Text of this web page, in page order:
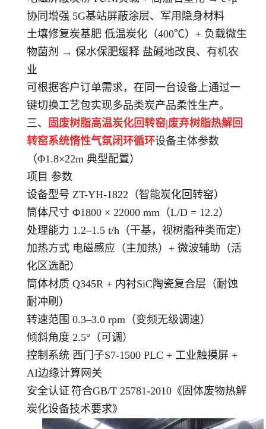
协同增强 5G基站屏蔽涂层、军用隐身材料
土壤修复炭基肥 低温炭化（400℃）+ 负载微生
物菌剂 → 保水保肥缓释 盐碱地改良、有机农
业
可根据客户订单需求，在同一台设备上通过一
键切换工艺包实现多品类炭产品柔性生产。
三、
固废树脂高温炭化回转窑|废弃树脂热解回
转窑系统惰性气氛闭环循环设备主体参数
（Φ1.8×22m 典型配置）
项目 参数
设备型号 ZT-YH-1822（智能炭化回转窑）
筒体尺寸 Φ1800 × 22000 mm（L/D = 12.2）
处理能力 1.2–1.5 t/h（干基，视树脂种类而定）
加热方式 电磁感应（主加热）+ 微波辅助（活
化区选配）
筒体材质 Q345R + 内衬SiC陶瓷复合层（耐蚀
耐冲刷）
转速范围 0.3–3.0 rpm（变频无级调速）
倾斜角度 2.5°（可调）
控制系统 西门子S7-1500 PLC + 工业触摸屏 +
AI边缘计算网关
安全认证 符合GB/T 25781-2010《固体废物热解
炭化设备技术要求》